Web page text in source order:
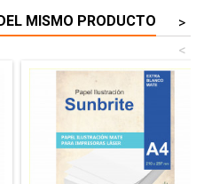
MISMO PRODUCTO
>
<